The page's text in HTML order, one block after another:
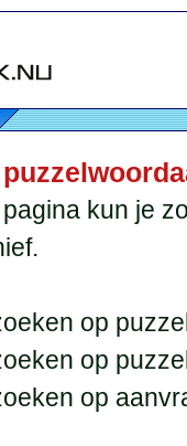
kun je
op
op
op